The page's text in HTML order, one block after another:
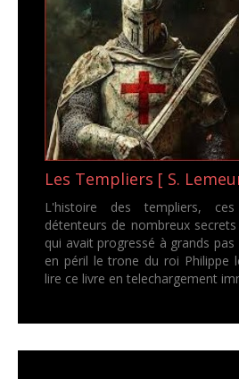
Les Templiers [ S.
L'histoire des templiers,
détenteurs de nombreux
qui avait progressé à grands
en péril le trone du roi Philippe
lire ce livre en telechargement